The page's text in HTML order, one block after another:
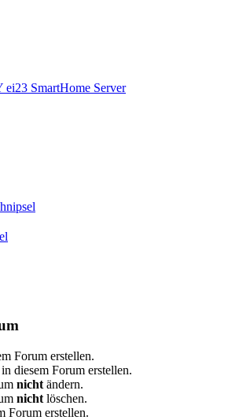
SmartHome Server
Forum erstellen.
diesem Forum erstellen.
nicht ändern.
nicht löschen.
Forum erstellen.